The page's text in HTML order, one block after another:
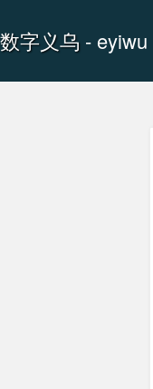
数字义乌 - eyiwu